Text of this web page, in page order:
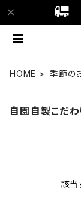
HOME 季節の
自園自製こだ
該当